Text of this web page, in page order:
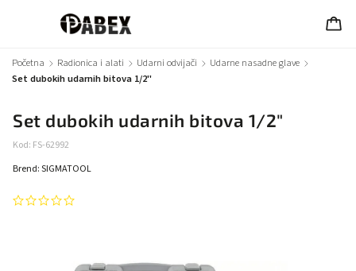
Početna / Radionica i alati / Udarni odvijači / Udarne nasadne glave /
Set dubokih udarnih bitova 1/2"
Set dubokih udarnih bitova 1/2"
Kod: FS-62992
Brend:SIGMATOOL